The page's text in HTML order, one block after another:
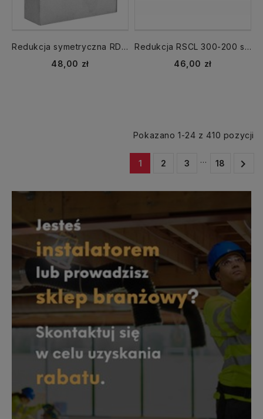
Redukcja symetryczna RDSS160/200x90-OC
48,00 zł
Redukcja RSCL 300-200 symetryczna
46,00 zł
Pokazano 1-24 z 410 pozycji
1 2 3 … 18 